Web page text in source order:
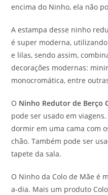
encima do Ninho, ela não
A estampa desse ninho
é super moderna,
e lilas, sendo assim,
decorações modernas:
monocromática, entre
O Ninho Redutor de Berço
pode ser usado em
dormir em uma cama com
chão. Também pode ser
tapete da sala.
O Ninho da Colo de Mãe é
a-dia. Mais um produto